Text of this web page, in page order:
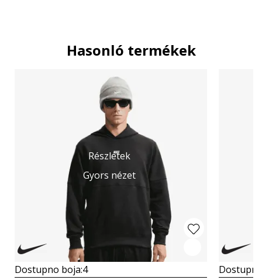
Hasonló termékek
Részletek
Gyors nézet
Dostupno boja:4